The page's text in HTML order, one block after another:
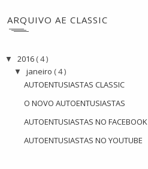
ARQUIVO AE CLASSIC
▼ 2016 ( 4 )
▼janeiro ( 4 )
AUTOENTUSIASTAS CLASSIC
O NOVO AUTOENTUSIASTAS
AUTOENTUSIASTAS NO FACEBOOK
AUTOENTUSIASTAS NO YOUTUBE